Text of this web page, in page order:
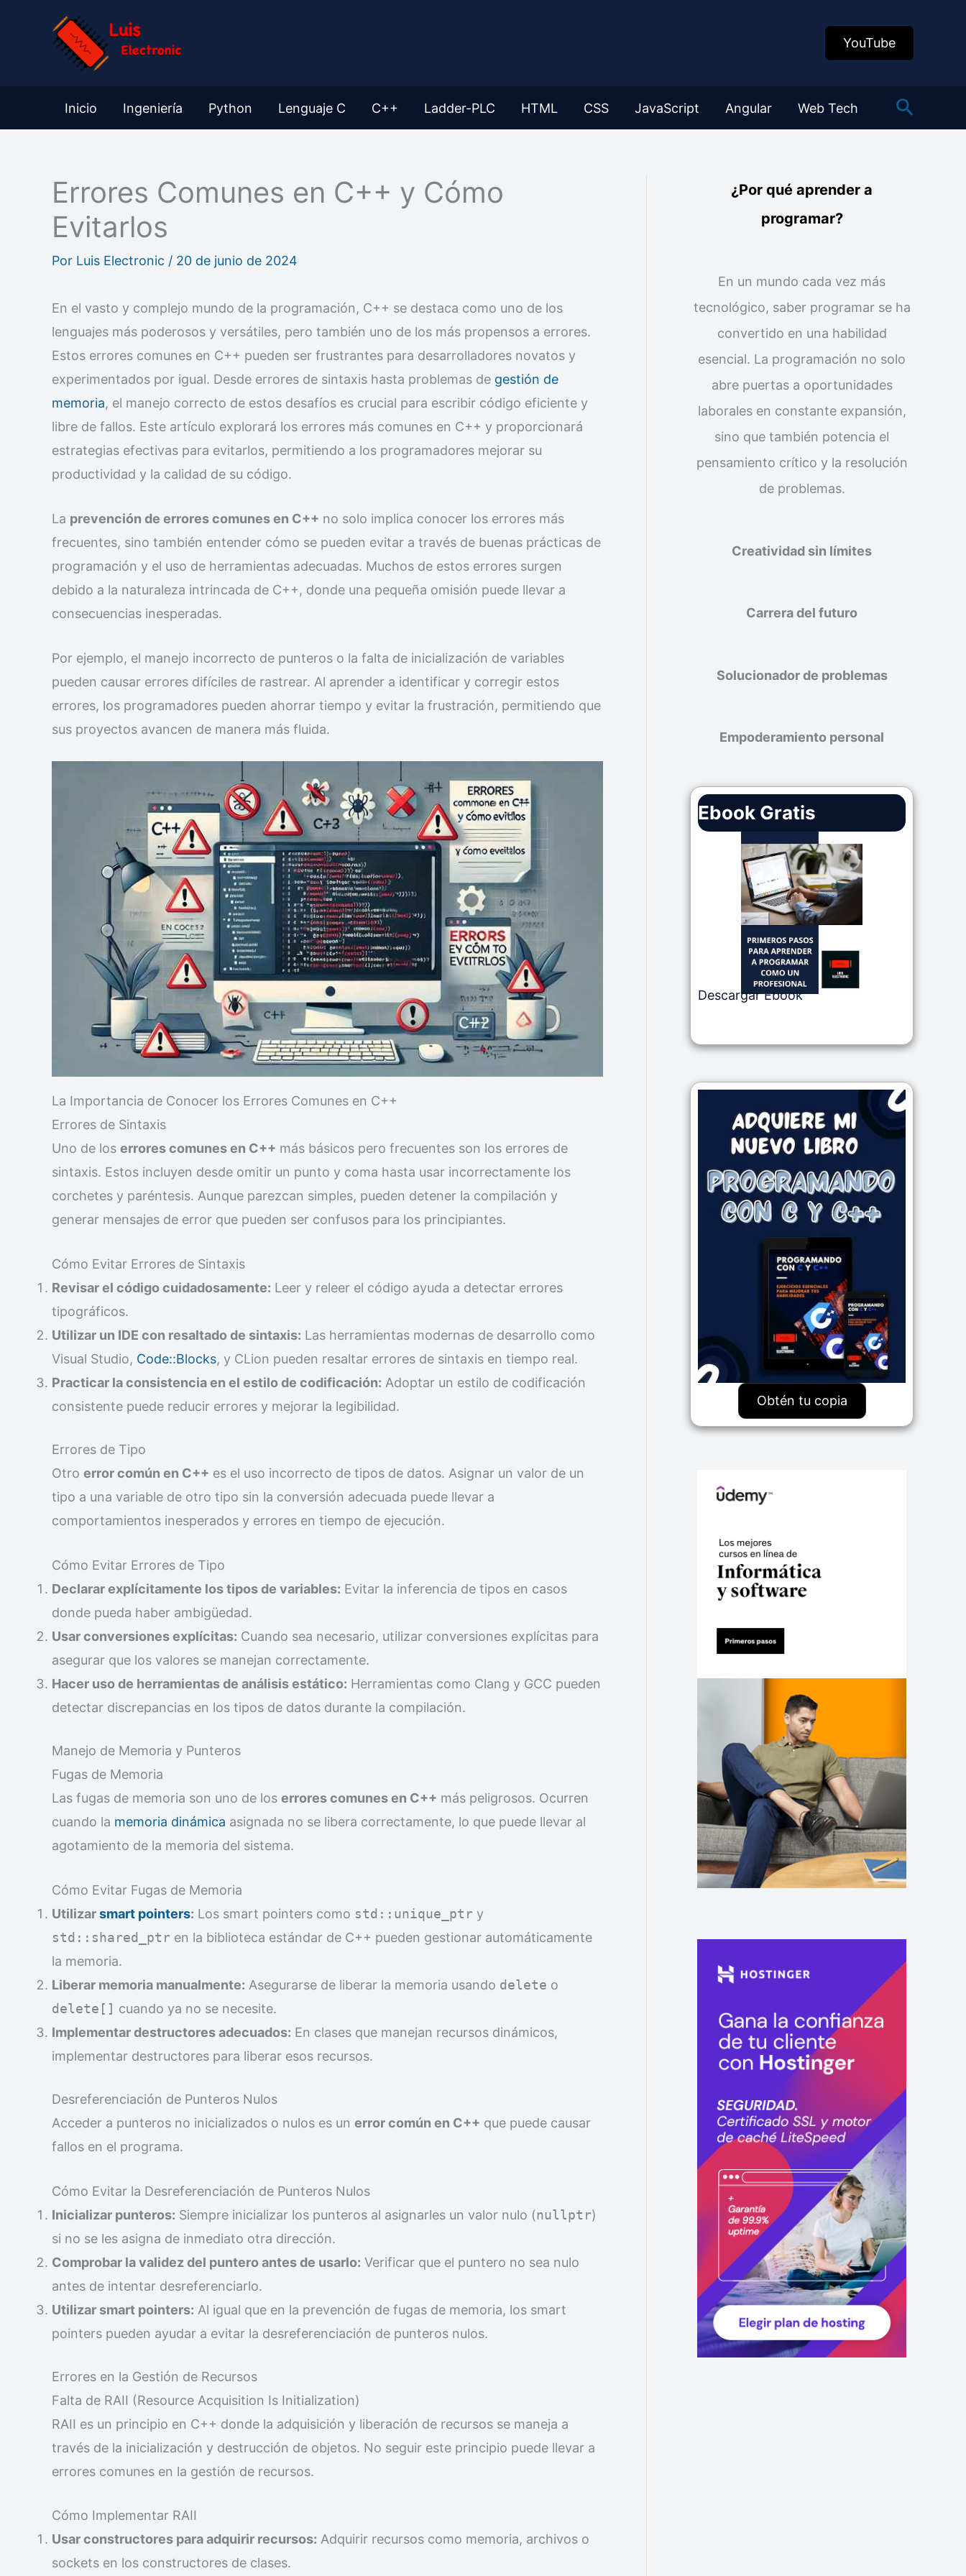
YouTube
Inicio Ingeniería Python Lenguaje C C++ Ladder-PLC HTML CSS JavaScript Angular Web Tech Buscar
Errores Comunes en C++ y Cómo
Evitarlos
Por Luis Electronic / 20 de junio de 2024
En el vasto y complejo mundo de la programación, C++ se destaca como uno de los
lenguajes más poderosos y versátiles, pero también uno de los más propensos a errores.
Estos errores comunes en C++ pueden ser frustrantes para desarrolladores novatos y
experimentados por igual. Desde errores de sintaxis hasta problemas de gestión de
memoria, el manejo correcto de estos desafíos es crucial para escribir código eficiente y
libre de fallos. Este artículo explorará los errores más comunes en C++ y proporcionará
estrategias efectivas para evitarlos, permitiendo a los programadores mejorar su
productividad y la calidad de su código.
La prevención de errores comunes en C++ no solo implica conocer los errores más
frecuentes, sino también entender cómo se pueden evitar a través de buenas prácticas de
programación y el uso de herramientas adecuadas. Muchos de estos errores surgen
debido a la naturaleza intrincada de C++, donde una pequeña omisión puede llevar a
consecuencias inesperadas.
Por ejemplo, el manejo incorrecto de punteros o la falta de inicialización de variables
pueden causar errores difíciles de rastrear. Al aprender a identificar y corregir estos
errores, los programadores pueden ahorrar tiempo y evitar la frustración, permitiendo que
sus proyectos avancen de manera más fluida.
La Importancia de Conocer los Errores Comunes en C++
Errores de Sintaxis
Uno de los errores comunes en C++ más básicos pero frecuentes son los errores de
sintaxis. Estos incluyen desde omitir un punto y coma hasta usar incorrectamente los
corchetes y paréntesis. Aunque parezcan simples, pueden detener la compilación y
generar mensajes de error que pueden ser confusos para los principiantes.
Cómo Evitar Errores de Sintaxis
Revisar el código cuidadosamente: Leer y releer el código ayuda a detectar errores
tipográficos.
Utilizar un IDE con resaltado de sintaxis: Las herramientas modernas de desarrollo como
Visual Studio, Code::Blocks, y CLion pueden resaltar errores de sintaxis en tiempo real.
Practicar la consistencia en el estilo de codificación: Adoptar un estilo de codificación
consistente puede reducir errores y mejorar la legibilidad.
Errores de Tipo
Otro error común en C++ es el uso incorrecto de tipos de datos. Asignar un valor de un
tipo a una variable de otro tipo sin la conversión adecuada puede llevar a
comportamientos inesperados y errores en tiempo de ejecución.
Cómo Evitar Errores de Tipo
Declarar explícitamente los tipos de variables: Evitar la inferencia de tipos en casos
donde pueda haber ambigüedad.
Usar conversiones explícitas: Cuando sea necesario, utilizar conversiones explícitas para
asegurar que los valores se manejan correctamente.
Hacer uso de herramientas de análisis estático: Herramientas como Clang y GCC pueden
detectar discrepancias en los tipos de datos durante la compilación.
Manejo de Memoria y Punteros
Fugas de Memoria
Las fugas de memoria son uno de los errores comunes en C++ más peligrosos. Ocurren
cuando la memoria dinámica asignada no se libera correctamente, lo que puede llevar al
agotamiento de la memoria del sistema.
Cómo Evitar Fugas de Memoria
Utilizarsmart pointers: Los smart pointers como std::unique_ptr y
std::shared_ptr en la biblioteca estándar de C++ pueden gestionar automáticamente
la memoria.
Liberar memoria manualmente: Asegurarse de liberar la memoria usando delete o
delete[] cuando ya no se necesite.
Implementar destructores adecuados: En clases que manejan recursos dinámicos,
implementar destructores para liberar esos recursos.
Desreferenciación de Punteros Nulos
Acceder a punteros no inicializados o nulos es un error común en C++ que puede causar
fallos en el programa.
Cómo Evitar la Desreferenciación de Punteros Nulos
Inicializar punteros: Siempre inicializar los punteros al asignarles un valor nulo (nullptr)
si no se les asigna de inmediato otra dirección.
Comprobar la validez del puntero antes de usarlo: Verificar que el puntero no sea nulo
antes de intentar desreferenciarlo.
Utilizar smart pointers: Al igual que en la prevención de fugas de memoria, los smart
pointers pueden ayudar a evitar la desreferenciación de punteros nulos.
Errores en la Gestión de Recursos
Falta de RAII (Resource Acquisition Is Initialization)
RAII es un principio en C++ donde la adquisición y liberación de recursos se maneja a
través de la inicialización y destrucción de objetos. No seguir este principio puede llevar a
errores comunes en la gestión de recursos.
Cómo Implementar RAII
Usar constructores para adquirir recursos: Adquirir recursos como memoria, archivos o
sockets en los constructores de clases.
¿Por qué aprender a
programar?
En un mundo cada vez más
tecnológico, saber programar se ha
convertido en una habilidad
esencial. La programación no solo
abre puertas a oportunidades
laborales en constante expansión,
sino que también potencia el
pensamiento crítico y la resolución
de problemas.
Creatividad sin límites
Carrera del futuro
Solucionador de problemas
Empoderamiento personal
Ebook Gratis
Descargar Ebook
Obtén tu copia